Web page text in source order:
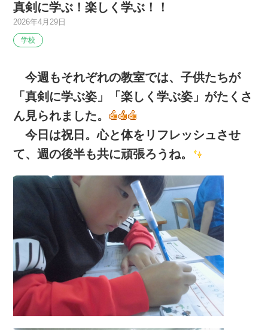
真剣に学ぶ！楽しく学ぶ！！
2026年4月29日
学校
今週もそれぞれの教室では、子供たちが
「真剣に学ぶ姿」「楽しく学ぶ姿」がたくさ
ん見られました。
今日は祝日。心と体をリフレッシュさせ
て、週の後半も共に頑張ろうね。